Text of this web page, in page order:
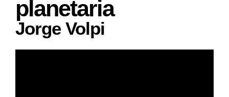
planetaria
Jorge Volpi